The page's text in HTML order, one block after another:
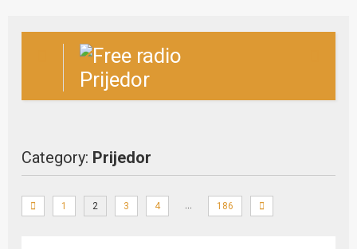
Category: Prijedor
1 2 3 4 … 186